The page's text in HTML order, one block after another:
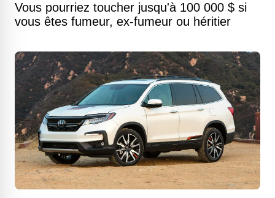
Vous pourriez toucher jusqu'à 100 000 $ si
vous êtes fumeur, ex-fumeur ou héritier